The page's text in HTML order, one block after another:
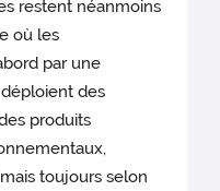
restent néanmoins
où les
par une
des
produits
toujours selon